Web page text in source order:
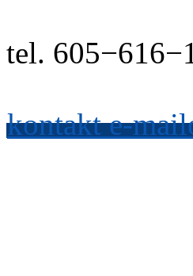
tel. 605−616−
kon­takt e-​